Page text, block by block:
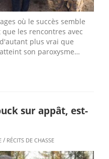
où le succès semble
les rencontres avec
plus vrai que
son paroxysme…
sur appât, est-
/ RÉCITS DE CHASSE